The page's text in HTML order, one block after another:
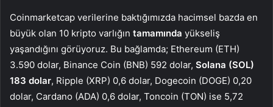
Coinmarketcap verilerine baktığımızda hacimsel bazda en
büyük olan 10 kripto varlığın tamamında yükseliş
yaşandığını görüyoruz. Bu bağlamda; Ethereum (ETH)
3.590 dolar, Binance Coin (BNB) 592 dolar, Solana (SOL)
183 dolar, Ripple (XRP) 0,6 dolar, Dogecoin (DOGE) 0,20
dolar, Cardano (ADA) 0,6 dolar, Toncoin (TON) ise 5,72